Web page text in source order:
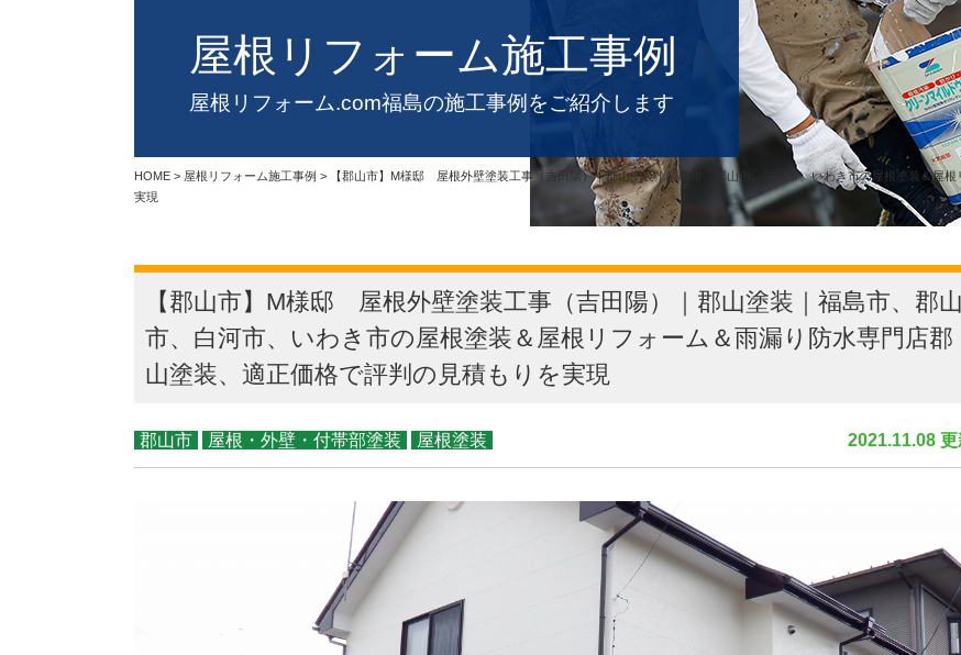
屋根リフォーム施工事例
屋根リフォーム.com福島の施工事例をご紹介します
HOME > 屋根リフォーム施工事例 >
【郡山市】M様邸 屋根外壁塗装工事（吉田陽）｜郡山塗装｜福島市、郡山市、白河市、いわき市の屋根塗装＆屋
実現
【郡山市】M様邸 屋根外壁塗装工事（吉田陽）｜郡山塗装｜福島市、郡山
市、白河市、いわき市の屋根塗装＆屋根リフォーム＆雨漏り防水専門店郡
山塗装、適正価格で評判の見積もりを実現
2021.11.08 更
郡山市 屋根・外壁・付帯部塗装 屋根塗装